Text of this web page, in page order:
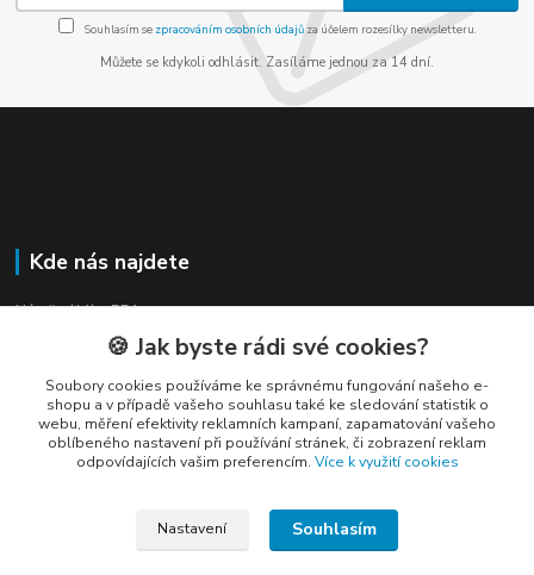
Souhlasím se zpracováním osobních údajůza účelem rozesílky newsletteru.
Můžete se kdykoli odhlásit. Zasíláme jednou za 14 dní.
Kde nás najdete
Náměstí Míru 551
Třinec, 739 61🍪 Jak byste rádi své cookies?
Soubory cookies používáme ke správnému fungování našeho e-
shopu a v případě vašeho souhlasu také ke sledování statistik o
webu, měření efektivity reklamních kampaní, zapamatování vašeho
oblíbeného nastavení při používání stránek, či zobrazení reklam
odpovídajících vašim preferencím. Více k využití cookies
Nastavení Souhlasím